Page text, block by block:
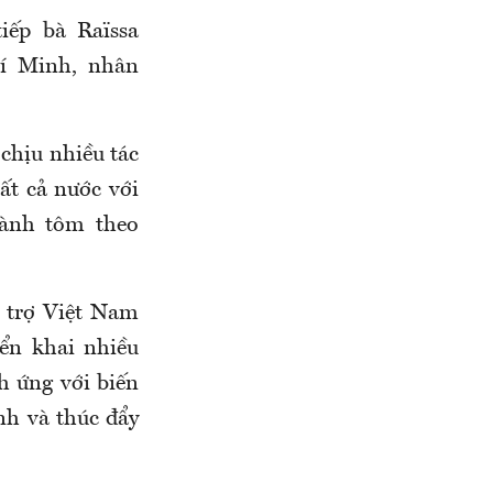
bà Raïssa
Minh, nhân
nhiều tác
cả nước với
tôm theo
trợ Việt Nam
khai nhiều
ứng với biến
và thúc đẩy